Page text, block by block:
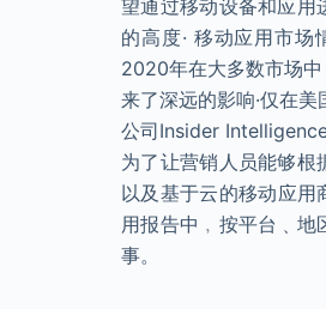
望通过移动设备和应用
的高度· 移动应用市场
2020年在大多数市场
来了深远的影响·仅在
公司Insider
为了让营销人员能够
以及基于云的移动应
用报告中﹐按平台﹑地
事。